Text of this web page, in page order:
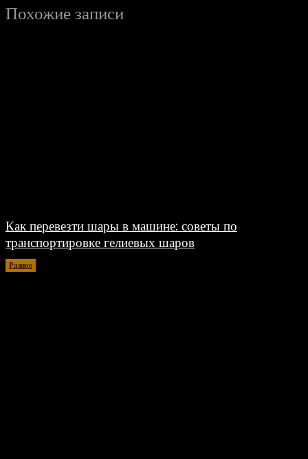
Похожие записи
Как перевезти шары в машине: советы по
транспортировке гелиевых шаров
Разное